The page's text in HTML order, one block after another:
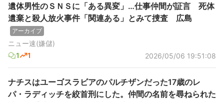
遺体男性のＳＮＳに「ある異変」…仕事仲間が証言 死体
遺棄と殺人放火事件「関連ある」とみて捜査 広島
アーカイブ
ニュー速(嫌儲)
1
1 2026/05/06 19:51:08
ナチスはユーゴスラビアのパルチザンだった17歳のレ
パ・ラディッチを絞首刑にした。仲間の名前を尋ねられた